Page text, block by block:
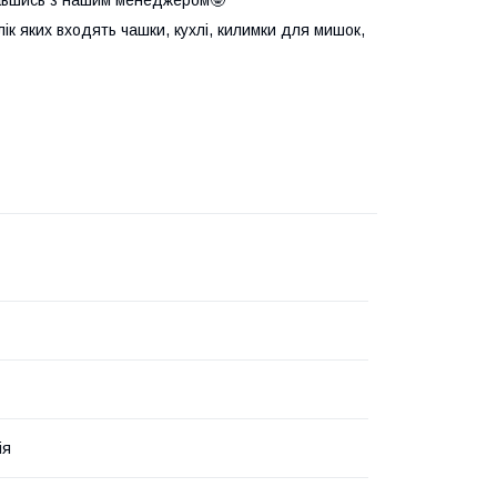
яких входять чашки, кухлі, килимки для мишок,